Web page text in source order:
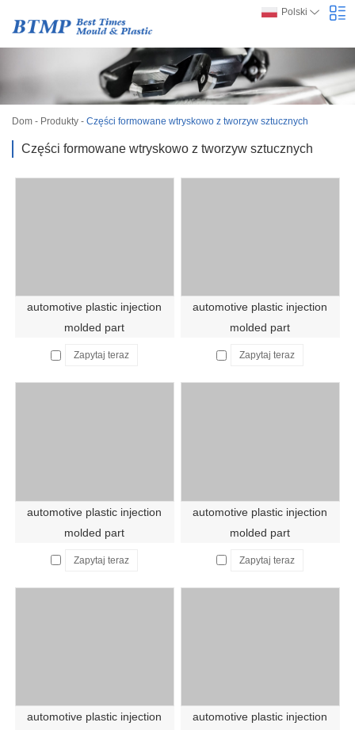
Polski
Dom - Produkty - Części formowane wtryskowo z tworzyw sztucznych
Części formowane wtryskowo z tworzyw sztucznych
automotive plastic injection
molded part
Zapytaj teraz
automotive plastic injection
molded part
Zapytaj teraz
automotive plastic injection
molded part
Zapytaj teraz
automotive plastic injection
molded part
Zapytaj teraz
automotive plastic injection
automotive plastic injection